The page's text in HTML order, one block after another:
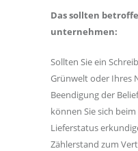
Das sollten
unternehmen:
Sollten Sie ein
Grünwelt oder Ihres
Beendigung der
können Sie sich
Lieferstatus
Zählerstand zum